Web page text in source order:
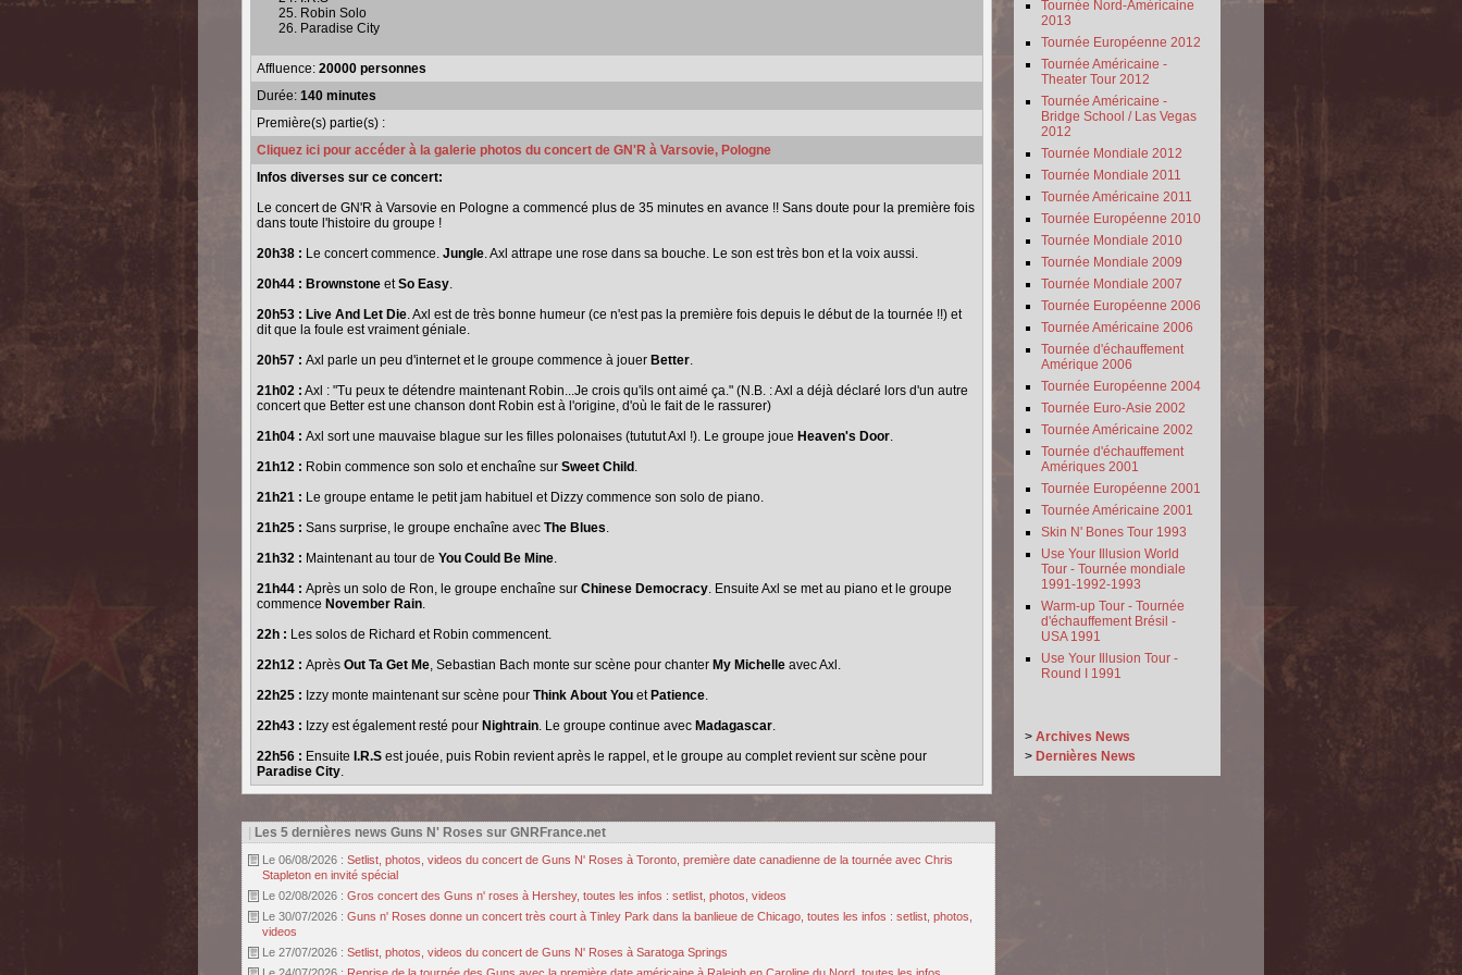
Robin Solo
Paradise City
Affluence: 20000 personnes
Durée: 140 minutes
Première(s) partie(s) :
Cliquez ici pour accéder à la galerie photos du concert de GN'R à Varsovie, Pologne
Infos diverses sur ce concert:
Le concert de GN'R à Varsovie en Pologne a commencé plus de 35 minutes en avance !! Sans doute pour la première fois
dans toute l'histoire du groupe !
20h38 : Le concert commence. Jungle. Axl attrape une rose dans sa bouche. Le son est très bon et la voix aussi.
20h44 : Brownstone etSo Easy.
20h53 : Live And Let Die. Axl est de très bonne humeur (ce n'est pas la première fois depuis le début de la tournée !!) et
dit que la foule est vraiment géniale.
20h57 : Axl parle un peu d'internet et le groupe commence à jouer Better.
21h02 : Axl : "Tu peux te détendre maintenant Robin...Je crois qu'ils ont aimé ça." (N.B. : Axl a déjà déclaré lors d'un autre
concert que Better est une chanson dont Robin est à l'origine, d'où le fait de le rassurer)
21h04 : Axl sort une mauvaise blague sur les filles polonaises (tututut Axl !). Le groupe joue Heaven's Door.
21h12 : Robin commence son solo et enchaîne sur Sweet Child .
21h21 : Le groupe entame le petit jam habituel et Dizzy commence son solo de piano.
21h25 : Sans surprise, le groupe enchaîne avec The Blues.
21h32 : Maintenant au tour de You Could Be Mine.
21h44 : Après un solo de Ron, le groupe enchaîne sur Chinese Democracy. Ensuite Axl se met au piano et le groupe
commence November Rain.
22h : Les solos de Richard et Robin commencent.
22h12 : Après Out Ta Get Me, Sebastian Bach monte sur scène pour chanter My Michelle avec Axl.
22h25 : Izzy monte maintenant sur scène pour Think About You et Patience.
22h43 : Izzy est également resté pour Nightrain. Le groupe continue avec Madagascar.
22h56 : Ensuite I.R.S est jouée, puis Robin revient après le rappel, et le groupe au complet revient sur scène pour
Paradise City.
Les 5 dernières news Guns N' Roses sur GNRFrance.net
Le 06/08/2026 : Setlist, photos, videos du concert de Guns N' Roses à Toronto, première date canadienne de la tournée avec Chris
Stapleton en invité spécial
Le 02/08/2026 : Gros concert des Guns n' roses à Hershey, toutes les infos : setlist, photos, videos
Le 30/07/2026 : Guns n' Roses donne un concert très court à Tinley Park dans la banlieue de Chicago, toutes les infos : setlist, photos,
videos
Le 27/07/2026 : Setlist, photos, videos du concert de Guns N' Roses à Saratoga Springs
Tournée Nord-Américaine
2013
Tournée Européenne 2012
Tournée Américaine -
Theater Tour 2012
Tournée Américaine -
Bridge School / Las Vegas
2012
Tournée Mondiale 2012
Tournée Mondiale 2011
Tournée Américaine 2011
Tournée Européenne 2010
Tournée Mondiale 2010
Tournée Mondiale 2009
Tournée Mondiale 2007
Tournée Européenne 2006
Tournée Américaine 2006
Tournée d'échauffement
Amérique 2006
Tournée Européenne 2004
Tournée Euro-Asie 2002
Tournée Américaine 2002
Tournée d'échauffement
Amériques 2001
Tournée Européenne 2001
Tournée Américaine 2001
Skin N' Bones Tour 1993
Use Your Illusion World
Tour - Tournée mondiale
1991-1992-1993
Warm-up Tour - Tournée
d'échauffement Brésil -
USA 1991
Use Your Illusion Tour -
Round I 1991
> Archives News
> Dernières News